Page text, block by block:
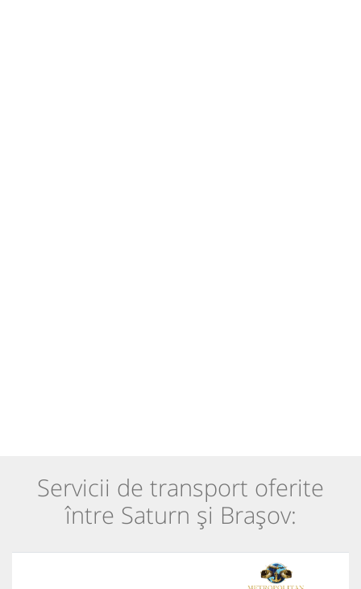
Servicii de transport oferite
între Saturn și Brașov: